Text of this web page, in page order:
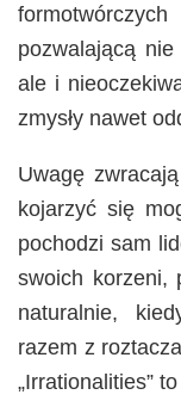
pozwalającą
ale i
zmysły nawet
Uwagę
kojarzyć się
pochodzi sam
swoich korzeni,
naturalnie,
razem z
„Irrationalities”